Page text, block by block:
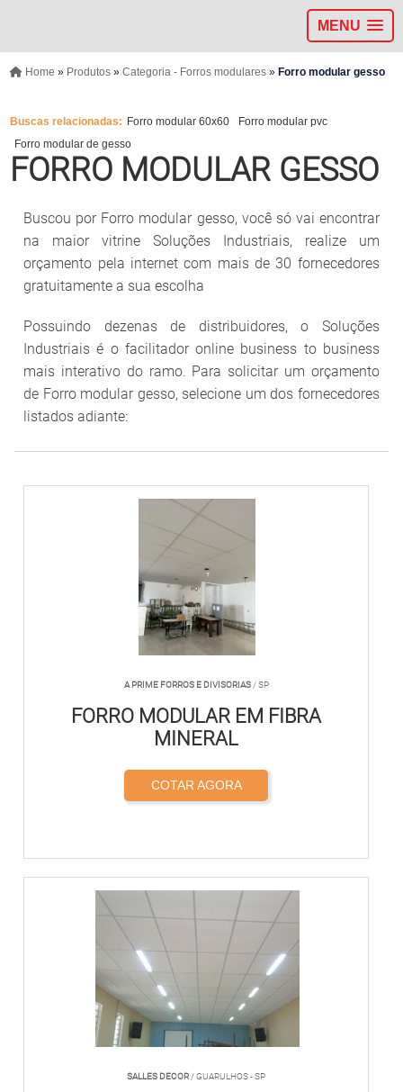
MENU
Home » Produtos» Categoria - Forros modulares» Forro modular gesso
Buscas relacionadas: Forro modular 60x60
Forro modular pvc
Forro modular de gesso
FORRO MODULAR GESSO
Buscou por Forro modular gesso, você só vai encontrar
na maior vitrine Soluções Industriais, realize um
orçamento pela internet com mais de 30 fornecedores
gratuitamente a sua escolha
Possuindo dezenas de distribuidores, o Soluções
Industriais é o facilitador online business to business
mais interativo do ramo. Para solicitar um orçamento
de Forro modular gesso, selecione um dos fornecedores
listados adiante:
A PRIME FORROS E DIVISORIAS/ SP
FORRO MODULAR EM FIBRA
MINERAL
COTAR AGORA
SALLES DECOR / GUARULHOS - SP